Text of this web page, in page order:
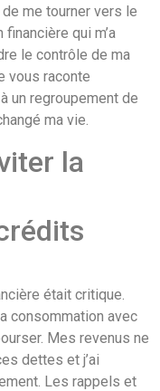
me tourner vers le
qui m’a
le contrôle de ma
vous raconte
un regroupement de
ma vie.
la
était critique.
consommation avec
Mes revenus ne
dettes et j’ai
Les rappels et